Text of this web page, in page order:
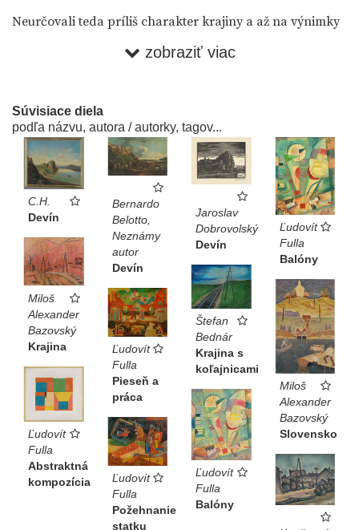
Neurčovali teda príliš charakter krajiny a až na výnimky
vyhnúť, to boli novo sa rozvíjajúce a všade prenikajúce
narúšali (alebo obohacovali – z akého hľadiska sa to
vezme) neprehliadnuteľné línie železničných tratí,
značkovaných ciest, telegrafných stĺpov, sem-tam
továrenských komínov.
Výšiny nad tradičnými krajinnými dominantami doposiaľ
ovládali len vtáci – teraz však do nich prenikajú prvé
lietadlá. Nad staroslávnym devínskym bralom v obraze
Ľudovíta Fullu preletí možno dvojplošník, zredukovaný
na znak, ktorý pripomína autorov obľúbený motív –
vznášajúceho sa papierového šarkana.
Aurel Hrabušický ●Katalóg k výstave Nové Slovensko
zobraziť viac
Súvisiace diela
podľa názvu, autora / autorky, tagov...
C.H.
Devín
Bernardo
Belotto,
Neznámy
autor
Devín
Jaroslav
Dobrovolský
Devín
Ľudovít
Fulla
Balóny
Miloš
Alexander
Bazovský
Krajina
Štefan
Bednár
Krajina s
koľajnicami
Miloš
Alexander
Bazovský
Slovensko
Ľudovít
Fulla
Pieseň a
práca
Ľudovít
Fulla
Abstraktná
kompozícia
Ľudovít
Fulla
Balóny
Ľudovít
Fulla
Požehnanie
statku